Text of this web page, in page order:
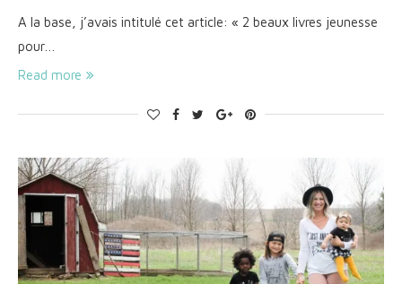
A la base, j’avais intitulé cet article: « 2 beaux livres jeunesse
pour…
Read more